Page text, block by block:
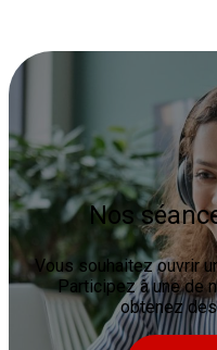
Nos
Vous souhaitez ouvrir
Participez à une de
obtenez